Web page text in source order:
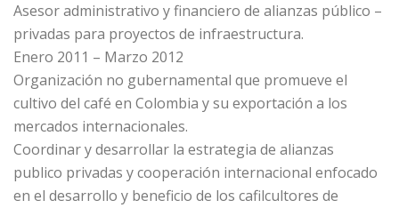
Asesor administrativo y financiero de alianzas público –
privadas para proyectos de infraestructura.
Enero 2011 – Marzo 2012
Organización no gubernamental que promueve el
cultivo del café en Colombia y su exportación a los
mercados internacionales.
Coordinar y desarrollar la estrategia de alianzas
publico privadas y cooperación internacional enfocado
en el desarrollo y beneficio de los cafilcultores de